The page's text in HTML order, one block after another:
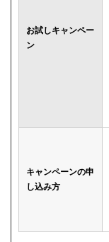
お試しキャンペー
ン
キャンペーンの申
し込み方